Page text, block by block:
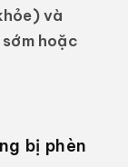
và
hoặc
bị phèn